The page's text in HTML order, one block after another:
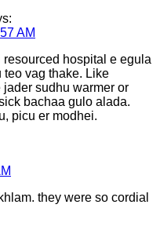
AM
hospital e egula
vag thake. Like
sudhu warmer or
bachaa gulo alada.
picu er modhei.
they were so cordial